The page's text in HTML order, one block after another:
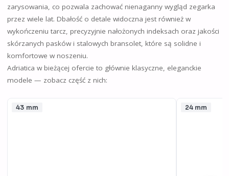
zarysowania, co pozwala zachować nienaganny wygląd zegarka
przez wiele lat. Dbałość o detale widoczna jest również w
wykończeniu tarcz, precyzyjnie nałożonych indeksach oraz jakości
skórzanych pasków i stalowych bransolet, które są solidne i
komfortowe w noszeniu.
Adriatica w bieżącej ofercie to głównie klasyczne, eleganckie
modele — zobacz część z nich:
43 mm 24 mm